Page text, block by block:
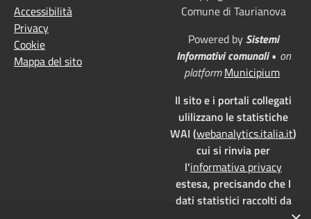
Accessibilità
Privacy
Cookie
Mappa del sito
Comune di Taurianova
Powered by Sistemi
Informativi comunali• on
platform Municipium
Il sito e i portali collegati
ulilizzano le statistiche
WAI (webanalytics.italia.it)
cui si rinvia per
l'informativa privacy
estesa, precisando che I
dati statistici raccolti da